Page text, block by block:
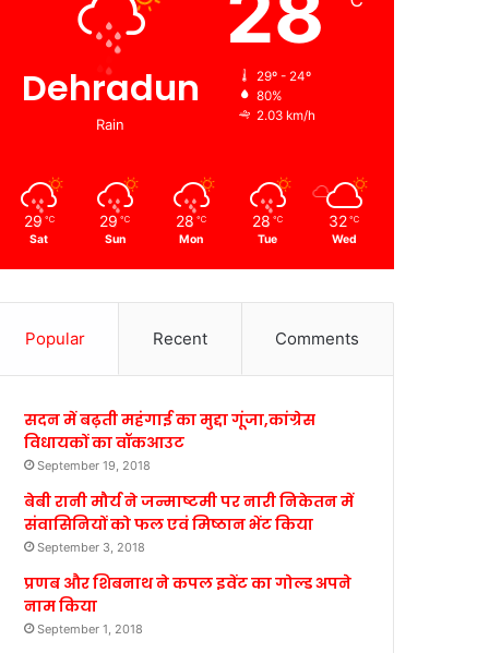
Dehradun
Rain
29º - 24º
80%
2.03 km/h
29 ℃
Sat
29 ℃
Sun
28 ℃
Mon
28 ℃
Tue
32 ℃
Wed
Popular Recent Comments
सदन में बढ़ती महंगाई का मुद्दा गूंजा,कांग्रेस
विधायकों का वॉकआउट
September 19, 2018
बेबी रानी मौर्य ने जन्माष्टमी पर नारी निकेतन में
संवासिनियों को फल एवं मिष्ठान भेंट किया
September 3, 2018
प्रणब और शिबनाथ ने कपल इवेंट का गोल्ड अपने
नाम किया
September 1, 2018